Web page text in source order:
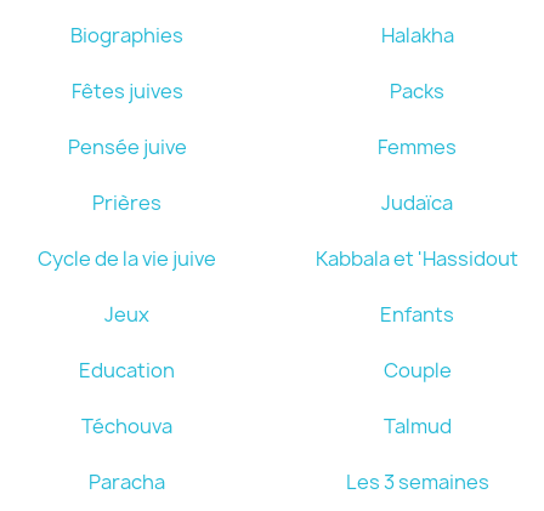
Biographies Halakha
Fêtes juives Packs
Pensée juive Femmes
Prières Judaïca
Cycle de la vie juive Kabbala et 'Hassidout
Jeux Enfants
Education Couple
Téchouva Talmud
Paracha Les 3 semaines